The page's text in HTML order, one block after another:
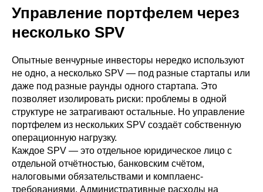
Управление портфелем через
несколько SPV
Опытные венчурные инвесторы нередко используют
не одно, а несколько SPV — под разные стартапы или
даже под разные раунды одного стартапа. Это
позволяет изолировать риски: проблемы в одной
структуре не затрагивают остальные. Но управление
портфелем из нескольких SPV создаёт собственную
операционную нагрузку.
Каждое SPV — это отдельное юридическое лицо с
отдельной отчётностью, банковским счётом,
налоговыми обязательствами и комплаенс-
требованиями. Административные расходы на